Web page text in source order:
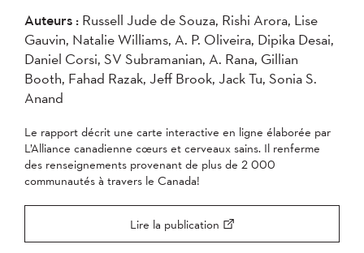
Auteurs : Russell Jude de Souza, Rishi Arora, Lise
Gauvin, Natalie Williams, A. P. Oliveira, Dipika Desai,
Daniel Corsi, SV Subramanian, A. Rana, Gillian
Booth, Fahad Razak, Jeff Brook, Jack Tu, Sonia S.
Anand
Le rapport décrit une carte interactive en ligne élaborée par
L’Alliance canadienne cœurs et cerveaux sains. Il renferme
des renseignements provenant de plus de 2 000
communautés à travers le Canada!
Lire la publication